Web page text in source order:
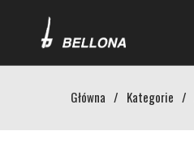
Główna / Kategorie /